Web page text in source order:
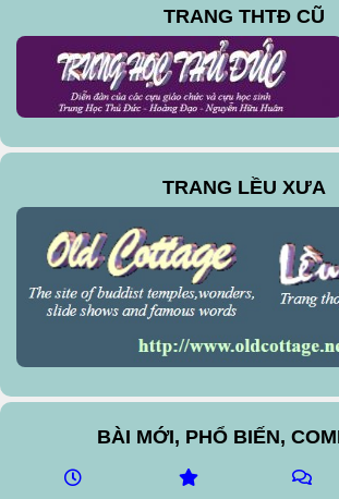
TRANG THTĐ CŨ
TRANG LỀU XƯA
BÀI MỚI, PHỔ BIẾN,